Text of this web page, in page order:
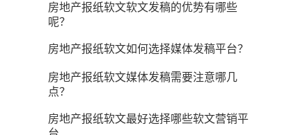
房地产报纸软文软文发稿的优势有哪些
呢？
房地产报纸软文如何选择媒体发稿平台？
房地产报纸软文媒体发稿需要注意哪几
点？
房地产报纸软文最好选择哪些软文营销平